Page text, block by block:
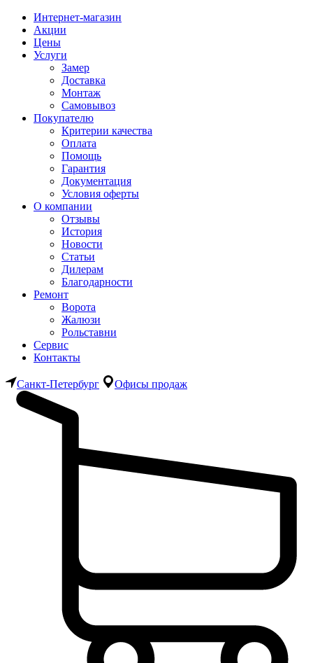
Интернет-магазин
Акции
Цены
Услуги
Замер
Доставка
Монтаж
Самовывоз
Покупателю
Критерии качества
Оплата
Помощь
Гарантия
Документация
Условия оферты
О компании
Отзывы
История
Новости
Статьи
Дилерам
Благодарности
Ремонт
Ворота
Жалюзи
Рольставни
Сервис
Контакты
Санкт-Петербург Офисы продаж